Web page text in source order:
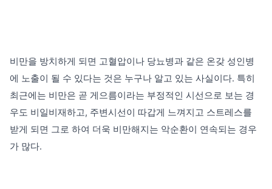
비만을 방치하게 되면 고혈압이나 당뇨병과 같은 온갖 성인병
에 노출이 될 수 있다는 것은 누구나 알고 있는 사실이다. 특히
최근에는 비만은 곧 게으름이라는 부정적인 시선으로 보는 경
우도 비일비재하고, 주변시선이 따갑게 느껴지고 스트레스를
받게 되면 그로 하여 더욱 비만해지는 악순환이 연속되는 경우
가 많다.